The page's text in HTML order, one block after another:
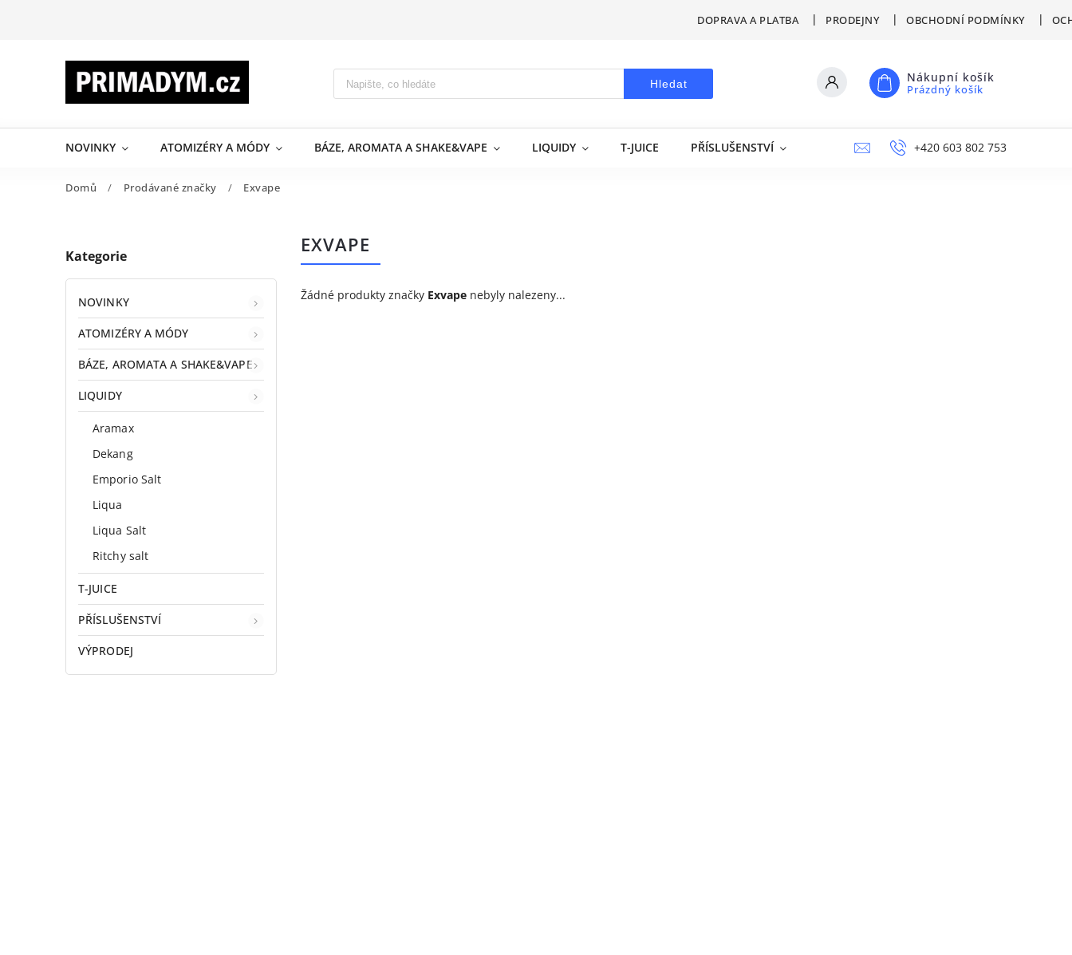
DOPRAVA A PLATBA PRODEJNY OBCHODNÍ PODMÍNKY
Hledat Nákupní košík
Prázdný košík
NOVINKY ATOMIZÉRY A MÓDY BÁZE, AROMATA A SHAKE&VAPE LIQUIDY T-JUICE PŘÍSLUŠENSTVÍ VÝPRODEJ NAPIŠTE NÁM
+420 603 802 753
Domů / Prodávané značky / Exvape
Kategorie
NOVINKY
ATOMIZÉRY A MÓDY
BÁZE, AROMATA A SHAKE&VAPE
LIQUIDY
Aramax
Dekang
Emporio Salt
Liqua
Liqua Salt
Ritchy salt
T-JUICE
PŘÍSLUŠENSTVÍ
VÝPRODEJ
EXVAPE
Žádné produkty značky Exvape nebyly nalezeny...